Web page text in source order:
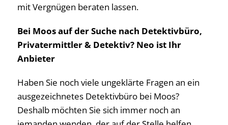
mit Vergnügen beraten lassen.
Bei Moos auf der Suche nach Detektivbüro,
Privatermittler & Detektiv? Neo ist Ihr
Anbieter
Haben Sie noch viele ungeklärte Fragen an ein
ausgezeichnetes Detektivbüro bei Moos?
Deshalb möchten Sie sich immer noch an